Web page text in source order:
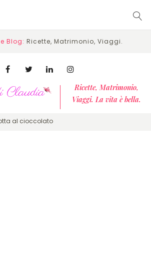
Blog: Ricette, Matrimonio, Viaggi.
Ricette, Matrimonio,
Viaggi. La vita è bella.
Facebook LinkedinInstagram
al cioccolato